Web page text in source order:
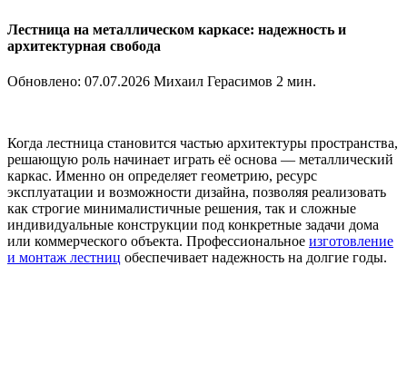
Лестница на металлическом каркасе: надежность и
архитектурная свобода
Обновлено: 07.07.2026 Михаил Герасимов 2 мин.
Когда лестница становится частью архитектуры пространства,
решающую роль начинает играть её основа — металлический
каркас. Именно он определяет геометрию, ресурс
эксплуатации и возможности дизайна, позволяя реализовать
как строгие минималистичные решения, так и сложные
индивидуальные конструкции под конкретные задачи дома
или коммерческого объекта. Профессиональное изготовление
и монтаж лестниц обеспечивает надежность на долгие годы.